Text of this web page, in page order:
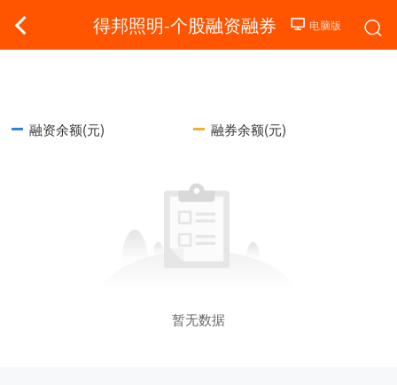
得邦照明-个股融资融券
融资余额(元) 融券余额(元)
暂无数据